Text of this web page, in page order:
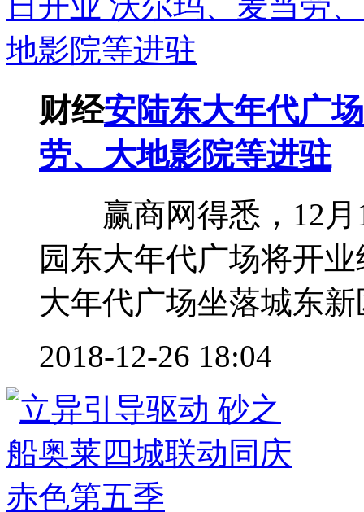
财经安陆东大年代广
劳、大地影院等进驻
赢商网得悉，12月
园东大年代广场将开
大年代广场坐落城东
2018-12-26 18:04